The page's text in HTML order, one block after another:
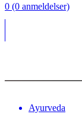
0 (0 anmeldelser)
Ayurveda